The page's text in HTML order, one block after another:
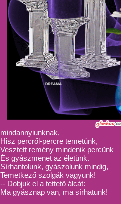
mindannyiunknak,
Hisz percről-percre temetünk,
Vesztett remény mindenik percünk
És gyászmenet az életünk.
Sírhantolunk, gyászolunk mindig,
Temetkező szolgák vagyunk!
-- Dobjuk el a tettető álcát:
Ma gyásznap van, ma sírhatunk!